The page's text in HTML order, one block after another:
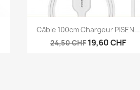
Anteprima
Câble 100cm Chargeur PISEN...
24,50 CHF 19,60 CHF